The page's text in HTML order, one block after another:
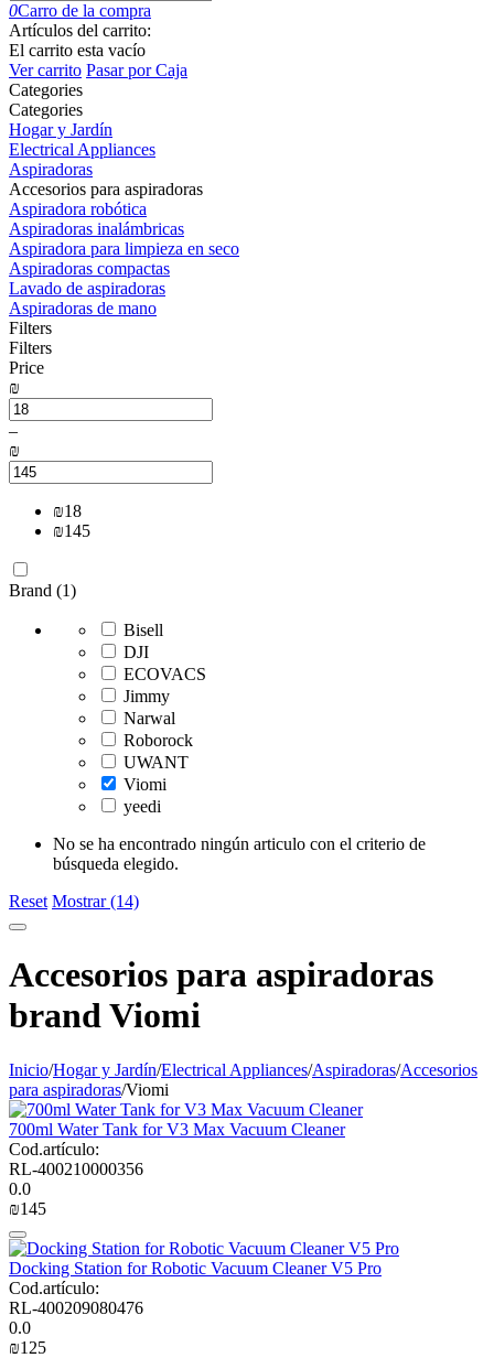
0Carro de la compra
Artículos del carrito:
El carrito esta vacío
Ver carrito Pasar por Caja
Сategories
Сategories
Hogar y Jardín
Electrical Appliances
Aspiradoras
Accesorios para aspiradoras
Aspiradora robótica
Aspiradoras inalámbricas
Aspiradora para limpieza en seco
Aspiradoras compactas
Lavado de aspiradoras
Aspiradoras de mano
Filters
Filters
Price
₪
–
₪
₪18
₪145
Brand (1)
Bisell
DJI
ECOVACS
Jimmy
Narwal
Roborock
UWANT
Viomi
yeedi
No se ha encontrado ningún articulo con el criterio de
búsqueda elegido.
Reset Mostrar (14)
Accesorios para aspiradoras
brand Viomi
Inicio/Hogar y Jardín/Electrical Appliances/Aspiradoras/Accesorios
para aspiradoras/Viomi
700ml Water Tank for V3 Max Vacuum Cleaner
Cod.artículo:
RL-400210000356
0.0
₪‍145‍
Docking Station for Robotic Vacuum Cleaner V5 Pro
Cod.artículo:
RL-400209080476
0.0
₪‍125‍